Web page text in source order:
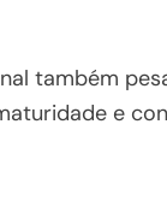
também
e